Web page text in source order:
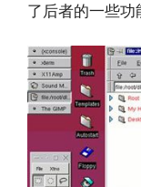
了后者的一些功